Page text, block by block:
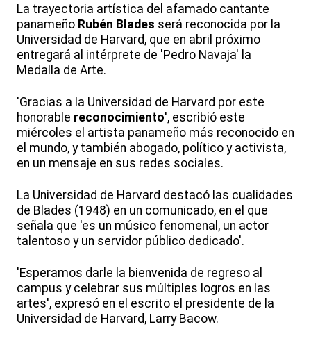
La trayectoria artística del afamado cantante
panameño Rubén Blades será reconocida por la
Universidad de Harvard, que en abril próximo
entregará al intérprete de 'Pedro Navaja' la
Medalla de Arte.
'Gracias a la Universidad de Harvard por este
honorable reconocimiento', escribió este
miércoles el artista panameño más reconocido en
el mundo, y también abogado, político y activista,
en un mensaje en sus redes sociales.
La Universidad de Harvard destacó las cualidades
de Blades (1948) en un comunicado, en el que
señala que 'es un músico fenomenal, un actor
talentoso y un servidor público dedicado'.
'Esperamos darle la bienvenida de regreso al
campus y celebrar sus múltiples logros en las
artes', expresó en el escrito el presidente de la
Universidad de Harvard, Larry Bacow.